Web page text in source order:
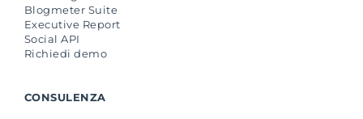
Blogmeter Suite
Executive Report
Social API
Richiedi demo
CONSULENZA